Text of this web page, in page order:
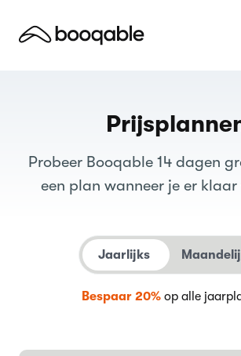
Probeer Booqable 14 dagen
een plan wanneer je er
Jaarlijks
Bespaar 20%op alle